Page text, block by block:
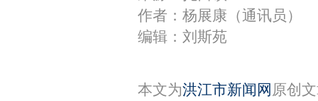
作者：杨展康（通讯员）
编辑：刘斯苑
本文为洪江市新闻网 原创